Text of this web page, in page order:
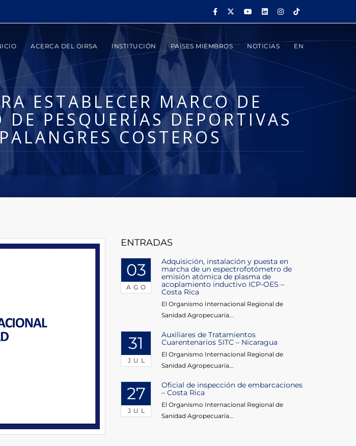
ACERCA DEL OIRSA INSTITUCIÓN PAÍSES MIEMBROS NOTICIAS EN
ESTABLECER MARCO DE
DE PESQUERÍAS DEPORTIVAS
COSTEROS
ENTRADAS
03
AGO
Adquisición, instalación y puesta en
marcha de un espectrofotómetro de
emisión atómica de plasma de
acoplamiento inductivo ICP-OES –
Costa Rica
El Organismo Internacional Regional de
Sanidad Agropecuaria...
31
JUL
Auxiliares de Tratamientos
Cuarentenarios SITC – Nicaragua
El Organismo Internacional Regional de
Sanidad Agropecuaria...
27
JUL
Oficial de inspección de embarcaciones
– Costa Rica
El Organismo Internacional Regional de
Sanidad Agropecuaria...